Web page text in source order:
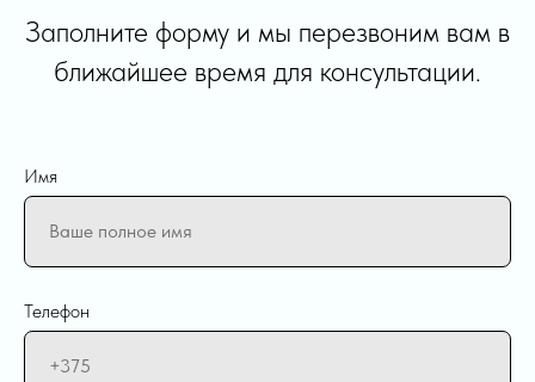
Заполните форму и мы перезвоним вам в
ближайшее время для консультации.
Имя
Телефон